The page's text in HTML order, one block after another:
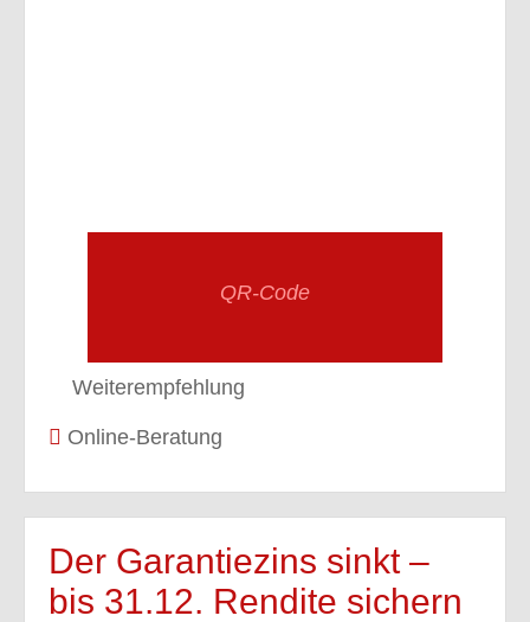
QR-Code
Weiterempfehlung
Online-Beratung
Der Garantiezins sinkt –
bis 31.12. Rendite sichern